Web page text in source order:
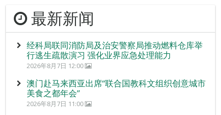
最新新闻
经科局联同消防局及治安警察局推动燃料仓库举
行逃生疏散演习 强化业界应急处理能力
2026年8月7日 12:00
澳门赴马来西亚出席“联合国教科文组织创意城市
美食之都年会”
2026年8月7日 11:00